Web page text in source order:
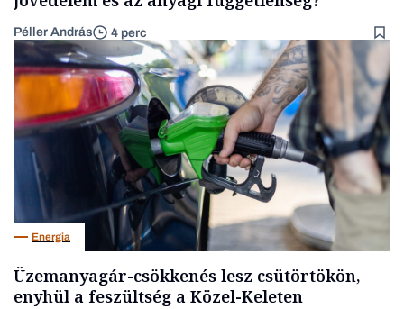
Péller András 4 perc
Energia
Üzemanyagár-csökkenés lesz csütörtökön,
enyhül a feszültség a Közel-Keleten